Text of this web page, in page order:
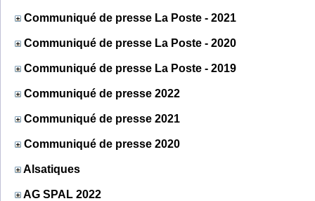
Communiqué de presse La Poste - 2021
Communiqué de presse La Poste - 2020
Communiqué de presse La Poste - 2019
Communiqué de presse 2022
Communiqué de presse 2021
Communiqué de presse 2020
Alsatiques
AG SPAL 2022